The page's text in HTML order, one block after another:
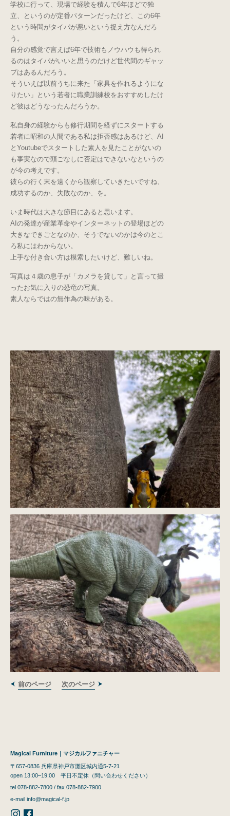
学校に行って、現場で経験を積んで6年ほどで独
立、というのが定番パターンだったけど、この6年
という時間がタイパが悪いという捉え方なんだろ
う。
自分の感覚で言えば6年で技術もノウハウも得られ
るのはタイパがいいと思うのだけど世代間のギャッ
プはあるんだろう。
そういえば以前うちに来た「家具を作れるようにな
りたい」という若者に職業訓練校をおすすめしたけ
ど彼はどうなったんだろうか。
私自身の経験からも修行期間を経ずにスタートする
若者に昭和の人間である私は拒否感はあるけど、AI
とYoutubeでスタートした素人を見たことがないの
も事実なので頭ごなしに否定はできないなというの
が今の考えです。
彼らの行く末を遠くから観察していきたいですね、
成功するのか、失敗なのか、を。
いま時代は大きな節目にあると思います。
AIの発達が産業革命やインターネットの登場ほどの
大きなできごとなのか、そうでないのかは今のとこ
ろ私にはわからない。
上手な付き合い方は模索したいけど、難しいね。
写真は４歳の息子が「カメラを貸して」と言って撮
ったお気に入りの恐竜の写真。
素人ならではの無作為の味がある。
前のページ 次のページ
Magical Furniture｜マジカルファニチャー
〒657-0836 兵庫県神戸市灘区城内通5-7-21
open 13:00–19:00 平日不定休（問い合わせください）
tel 078-882-7800 / fax 078-882-7900
e-mail info@magical-f.jp